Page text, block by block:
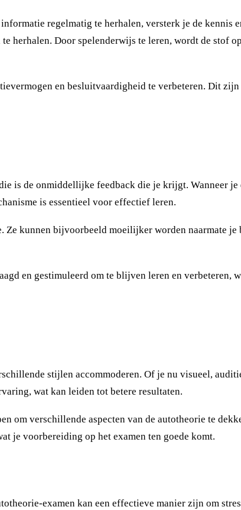
regelmatig te herhalen, versterk je de kennis
herhalen. Door spelenderwijs te leren, wordt de stof
en besluitvaardigheid te verbeteren. Dit
is de onmiddellijke feedback die je krijgt. Wanneer
is essentieel voor effectief leren.
Ze kunnen bijvoorbeeld moeilijker worden naarmate
en gestimuleerd om te blijven leren en
stijlen accommoderen. Of je nu visueel,
wat kan leiden tot betere resultaten.
om verschillende aspecten van de autotheorie te
je voorbereiding op het examen ten goede komt.
examen kan een effectieve manier zijn om